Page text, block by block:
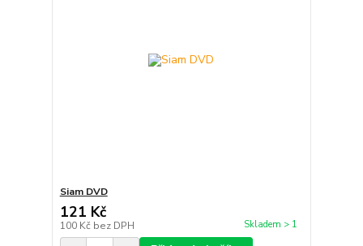
Siam DVD
121 Kč
100 Kč bez DPH Skladem > 1